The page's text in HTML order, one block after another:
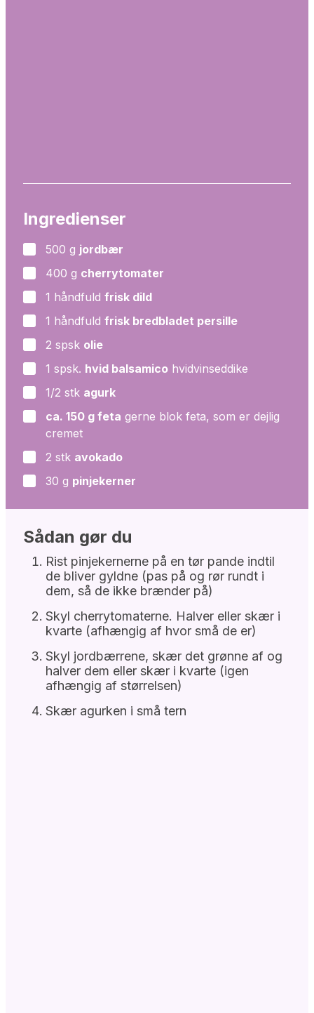
Ingredienser
▢
500 g jordbær
▢
400 g cherrytomater
▢
1 håndfuld frisk dild
▢
1 håndfuld frisk bredbladet persille
▢
2 spsk olie
▢
1 spsk. hvid balsamico hvidvinseddike
▢
1/2 stk agurk
▢
ca. 150 g feta gerne blok feta, som er dejlig
cremet
▢
2 stk avokado
▢
30 g pinjekerner
Sådan gør du
Rist pinjekernerne på en tør pande indtil
de bliver gyldne (pas på og rør rundt i
dem, så de ikke brænder på)
Skyl cherrytomaterne. Halver eller skær i
kvarte (afhængig af hvor små de er)
Skyl jordbærrene, skær det grønne af og
halver dem eller skær i kvarte (igen
afhængig af størrelsen)
Skær agurken i små tern